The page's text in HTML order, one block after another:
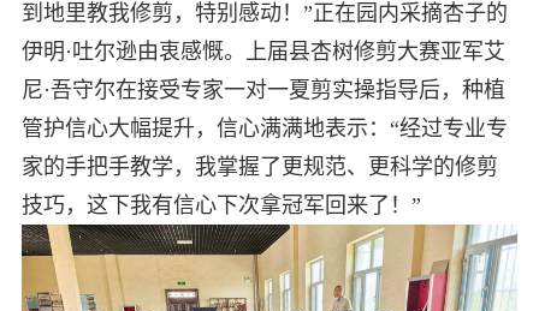
到地里教我修剪，特别感动！”正在园内采摘杏子的
伊明·吐尔逊由衷感慨。上届县杏树修剪大赛亚军艾
尼·吾守尔在接受专家一对一夏剪实操指导后，种植
管护信心大幅提升，信心满满地表示：“经过专业专
家的手把手教学，我掌握了更规范、更科学的修剪
技巧，这下我有信心下次拿冠军回来了！”